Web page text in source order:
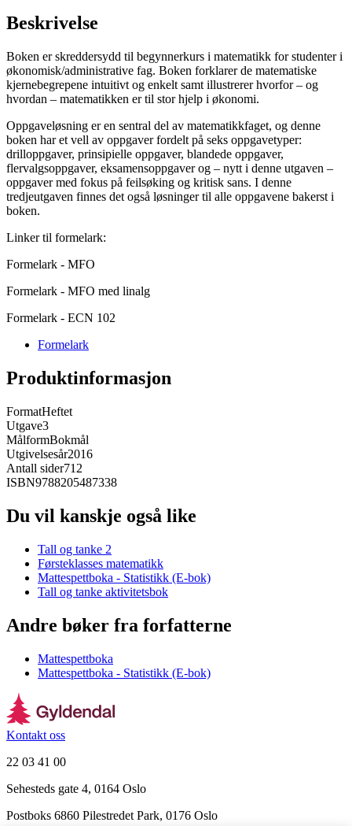
Beskrivelse
Boken er skreddersydd til begynnerkurs i matematikk for studenter i
økonomisk/administrative fag. Boken forklarer de matematiske
kjernebegrepene intuitivt og enkelt samt illustrerer hvorfor – og
hvordan – matematikken er til stor hjelp i økonomi.
Oppgaveløsning er en sentral del av matematikkfaget, og denne
boken har et vell av oppgaver fordelt på seks oppgavetyper:
drilloppgaver, prinsipielle oppgaver, blandede oppgaver,
flervalgsoppgaver, eksamensoppgaver og – nytt i denne utgaven –
oppgaver med fokus på feilsøking og kritisk sans. I denne
tredjeutgaven finnes det også løsninger til alle oppgavene bakerst i
boken.
Linker til formelark:
Formelark - MFO
Formelark - MFO med linalg
Formelark - ECN 102
Formelark
Produktinformasjon
FormatHeftet
Utgave3
MålformBokmål
Utgivelsesår2016
Antall sider712
ISBN9788205487338
Du vil kanskje også like
Tall og tanke 2
Førsteklasses matematikk
Mattespettboka - Statistikk (E-bok)
Tall og tanke aktivitetsbok
Andre bøker fra forfatterne
Mattespettboka
Mattespettboka - Statistikk (E-bok)
Kontakt oss
22 03 41 00
Sehesteds gate 4, 0164 Oslo
Postboks 6860 Pilestredet Park, 0176 Oslo